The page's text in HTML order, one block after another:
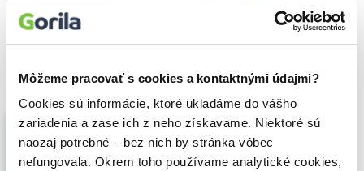
Môžeme pracovať s cookies a kontaktnými údajmi?
Cookies sú informácie, ktoré ukladáme do vášho
zariadenia a zase ich z neho získavame. Niektoré sú
naozaj potrebné – bez nich by stránka vôbec
nefungovala. Okrem toho používame analytické cookies,
🌴 Máme na sklade, posielame ihneď.
Na dne mora (e-kniha)
Kristína Böhmer,Absynt(2026)
Cigary, salsa a rum. Ale tiež potravinová